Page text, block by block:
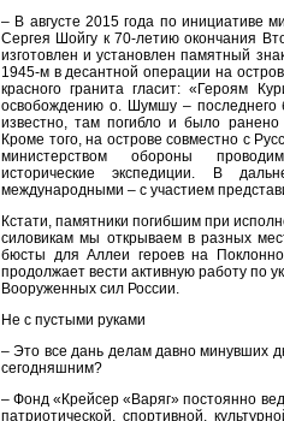
– В августе 2015 года по инициативе
Сергея Шойгу к 70-летию окончания
изготовлен и установлен памятный
1945-м в десантной операции на
красного гранита гласит: «Героям
освобождению о. Шумшу – последнего
известно, там погибло и было ранено
Кроме того, на острове совместно с
министерством обороны
исторические экспедиции. В
международными – с участием
Кстати, памятники погибшим при
силовикам мы открываем в разных
бюсты для Аллеи героев на
продолжает вести активную работу по
Вооруженных сил России.
Не с пустыми руками
– Это все дань делам давно минувших
сегодняшним?
– Фонд «Крейсер «Варяг» постоянно
патриотической, спортивной,